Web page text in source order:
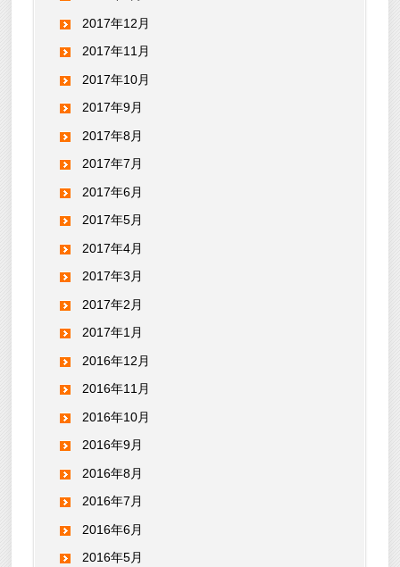
2017年12月
2017年11月
2017年10月
2017年9月
2017年8月
2017年7月
2017年6月
2017年5月
2017年4月
2017年3月
2017年2月
2017年1月
2016年12月
2016年11月
2016年10月
2016年9月
2016年8月
2016年7月
2016年6月
2016年5月